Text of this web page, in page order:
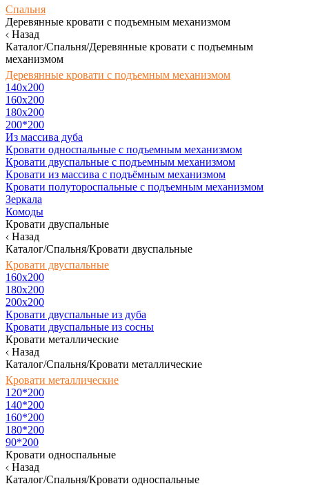
Спальня
Деревянные кровати с подъемным механизмом
Назад
Каталог/Спальня/Деревянные кровати с подъемным
механизмом
Деревянные кровати с подъемным механизмом
140x200
160х200
180х200
200*200
Из массива дуба
Кровати односпальные с подъемным механизмом
Кровати двуспальные с подъемным механизмом
Кровати из массива с подъёмным механизмом
Кровати полутороспальные с подъемным механизмом
Зеркала
Комоды
Кровати двуспальные
Назад
Каталог/Спальня/Кровати двуспальные
Кровати двуспальные
160х200
180x200
200x200
Кровати двуспальные из дуба
Кровати двуспальные из сосны
Кровати металлические
Назад
Каталог/Спальня/Кровати металлические
Кровати металлические
120*200
140*200
160*200
180*200
90*200
Кровати односпальные
Назад
Каталог/Спальня/Кровати односпальные